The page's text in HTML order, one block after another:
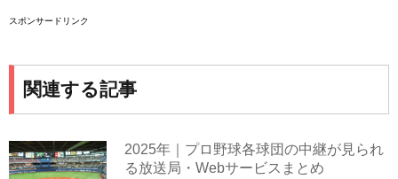
スポンサードリンク
関連する記事
2025年｜プロ野球各球団の中継が見られ
る放送局・Webサービスまとめ